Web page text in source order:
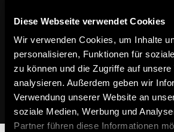
Diese Webseite verwendet Cookies
Wir verwenden Cookies, um Inhalte
personalisieren, Funktionen für
zu können und die Zugriffe auf
analysieren. Außerdem geben wir
Verwendung unserer Website an
soziale Medien, Werbung und
Partner führen diese Informationen
Sesselbahn Tortin
Bergbahnen